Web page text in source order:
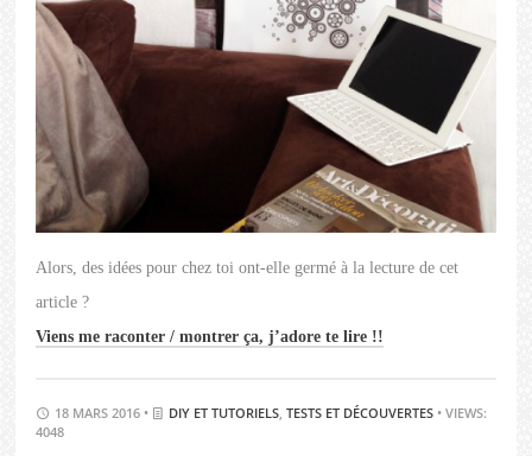
Alors, des idées pour chez toi ont-elle germé à la lecture de cet
article ?
Viens me raconter / montrer ça, j’adore te lire !!
18 MARS 2016 • DIY ET TUTORIELS,TESTS ET DÉCOUVERTES • VIEWS:
4048